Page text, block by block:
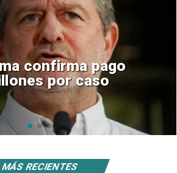
Andes Norte
por riesgos
MÁS RECIENTES